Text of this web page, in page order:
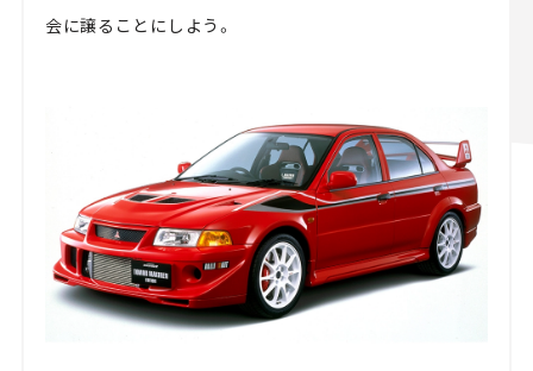
会に譲ることにしよう。